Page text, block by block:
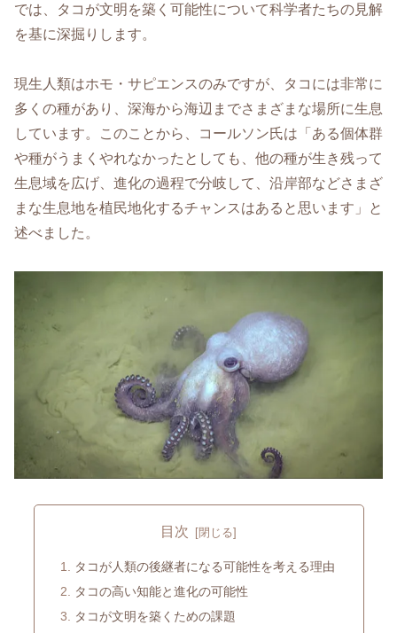
では、タコが文明を築く可能性について科学者たちの見解
を基に深掘りします。
現生人類はホモ・サピエンスのみですが、タコには非常に
多くの種があり、深海から海辺までさまざまな場所に生息
しています。このことから、コールソン氏は「ある個体群
や種がうまくやれなかったとしても、他の種が生き残って
生息域を広げ、進化の過程で分岐して、沿岸部などさまざ
まな生息地を植民地化するチャンスはあると思います」と
述べました。
目次
タコが人類の後継者になる可能性を考える理由
タコの高い知能と進化の可能性
タコが文明を築くための課題